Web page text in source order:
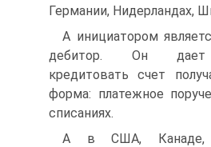
Германии, Нидерландах,
А инициатором
дебитор. Он дает
кредитовать счет
форма: платежное
списаниях.
А в США, Канаде,